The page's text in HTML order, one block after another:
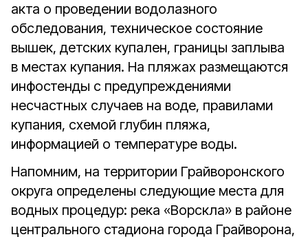
акта о проведении водолазного
обследования, техническое состояние
вышек, детских купален, границы заплыва
в местах купания. На пляжах размещаются
инфостенды с предупреждениями
несчастных случаев на воде, правилами
купания, схемой глубин пляжа,
информацией о температуре воды.
Напомним, на территории Грайворонского
округа определены следующие места для
водных процедур: река «Ворскла» в районе
центрального стадиона города Грайворона,